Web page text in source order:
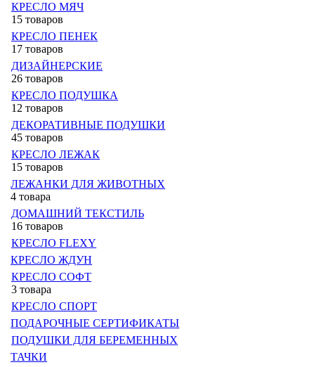
КРЕСЛО МЯЧ
15 товаров
КРЕСЛО ПЕНЕК
17 товаров
ДИЗАЙНЕРСКИЕ
26 товаров
КРЕСЛО ПОДУШКА
12 товаров
ДЕКОРАТИВНЫЕ ПОДУШКИ
45 товаров
КРЕСЛО ЛЕЖАК
15 товаров
ЛЕЖАНКИ ДЛЯ ЖИВОТНЫХ
4 товара
ДОМАШНИЙ ТЕКСТИЛЬ
16 товаров
КРЕСЛО FLEXY
КРЕСЛО ЖДУН
КРЕСЛО СОФТ
3 товара
КРЕСЛО СПОРТ
ПОДАРОЧНЫЕ СЕРТИФИКАТЫ
ПОДУШКИ ДЛЯ БЕРЕМЕННЫХ
ТАЧКИ